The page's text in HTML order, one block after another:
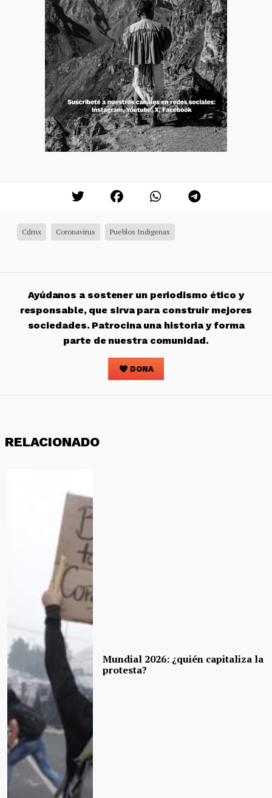
Cdmx Coronavirus Pueblos Indigenas
Ayúdanos a sostener un periodismo ético y
responsable, que sirva para construir mejores
sociedades. Patrocina una historia y forma
parte de nuestra comunidad.
DONA
RELACIONADO
Mundial 2026: ¿quién capitaliza la
protesta?